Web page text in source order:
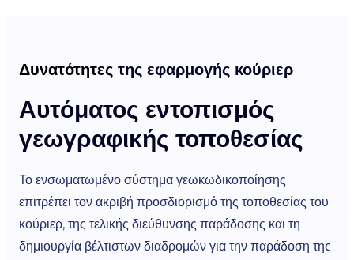
Δυνατότητες της εφαρμογής κούριερ
Αυτόματος εντοπισμός
γεωγραφικής τοποθεσίας
Το ενσωματωμένο σύστημα γεωκωδικοποίησης
επιτρέπει τον ακριβή προσδιορισμό της τοποθεσίας του
κούριερ, της τελικής διεύθυνσης παράδοσης και τη
δημιουργία βέλτιστων διαδρομών για την παράδοση της